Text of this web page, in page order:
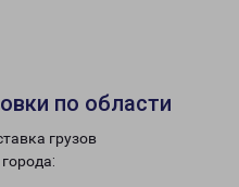
по области
грузов